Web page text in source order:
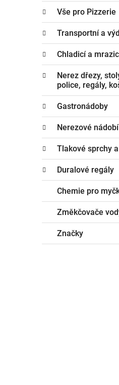
Vše pro Pizzerie
Transportní a
Chladicí a
Nerez dřezy,
police, regály,
Gastronádoby
Nerezové nádobí
Tlakové sprchy
Duralové regály
Chemie pro
Změkčovače
Značky